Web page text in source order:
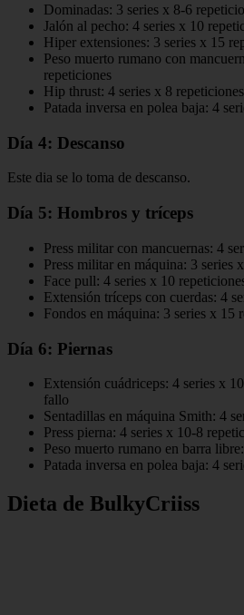
Dominadas: 3 series x 8-6
Jalón al pecho: 4 series x 10
Hiper extensiones: 3 series x 15
Peso muerto rumano con
repeticiones
Hip thrust: 4 series x 8 repeticiones
Patada inversa en polea baja: 4
Día 4: Descanso
Este dia se lo toma de descanso.
Día 5: Hombros y tríceps
Press militar con mancuernas: 4
Press militar en máquina: 3 series
Face pull: 4 series x 10
Extensión tríceps con cuerdas: 4
Fondos en máquina: 3 series x 15
Día 6: Piernas
Extensión cuádriceps: 4 series x
fallo
Sentadillas en máquina Smith: 4
Press pierna: 4 series x 10-8
Peso muerto rumano en barra
Patada inversa en polea baja: 4
Dieta de BulkyCriiss